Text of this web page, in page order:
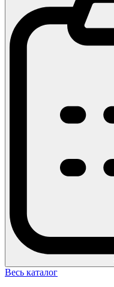
Весь каталог